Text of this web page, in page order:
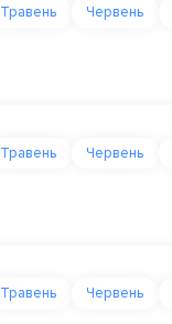
Травень Червень
Травень Червень
Травень Червень